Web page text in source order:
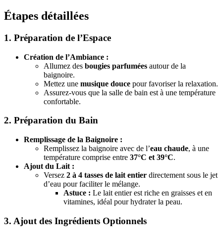
Étapes détaillées
1. Préparation de l’Espace
Création de l’Ambiance :
Allumez des bougies parfumées autour de la
baignoire.
Mettez une musique douce pour favoriser la relaxation.
Assurez-vous que la salle de bain est à une température
confortable.
2. Préparation du Bain
Remplissage de la Baignoire :
Remplissez la baignoire avec de l’eau chaude, à une
température comprise entre 37°C et 39°C.
Ajout du Lait :
Versez 2 à 4 tasses de lait entier directement sous le jet
d’eau pour faciliter le mélange.
Astuce : Le lait entier est riche en graisses et en
vitamines, idéal pour hydrater la peau.
3. Ajout des Ingrédients Optionnels